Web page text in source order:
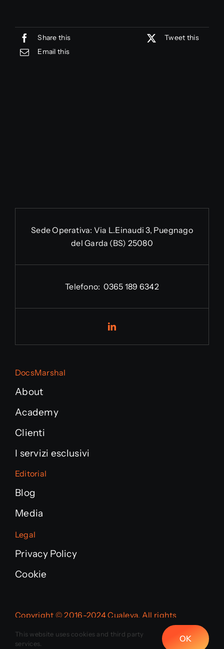
Share this
Tweet this
Email this
Sede Operativa: Via L.Einaudi 3, Puegnago
del Garda (BS) 25080
Telefono: 0365 189 6342
DocsMarshal
About
Academy
Clienti
I servizi esclusivi
Editorial
Blog
Media
Legal
Privacy Policy
Cookie
Copyright © 2016-2024 Cualeva. All rights
This website uses cookies and third party
services.
OK